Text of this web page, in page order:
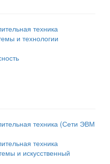
техника
и технологии
техника (Сети ЭВМ
техника
и искусственный